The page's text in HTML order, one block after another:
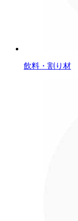
飲料・割り材